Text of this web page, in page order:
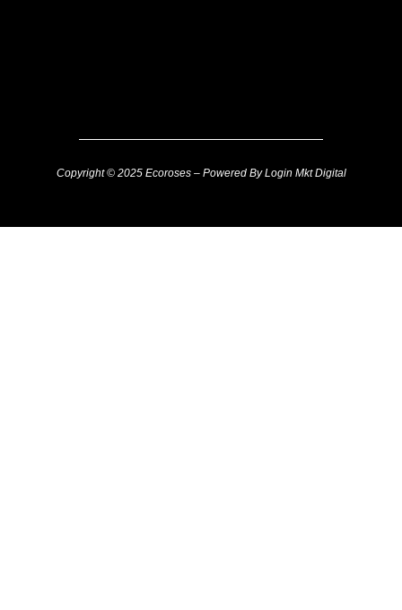
Copyright © 2025 Ecoroses – Powered By Login Mkt Digital